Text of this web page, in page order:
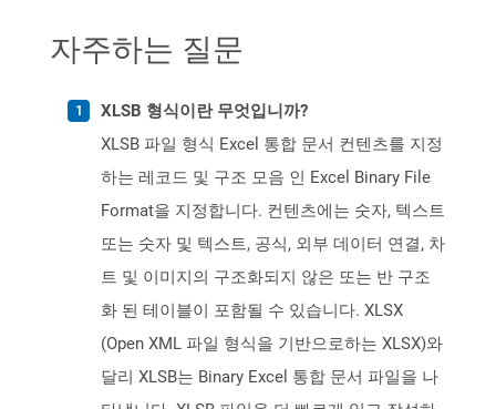
자주하는 질문
XLSB 형식이란 무엇입니까?
XLSB 파일 형식 Excel 통합 문서 컨텐츠를 지정
하는 레코드 및 구조 모음 인 Excel Binary File
Format을 지정합니다. 컨텐츠에는 숫자, 텍스트
또는 숫자 및 텍스트, 공식, 외부 데이터 연결, 차
트 및 이미지의 구조화되지 않은 또는 반 구조
화 된 테이블이 포함될 수 있습니다. XLSX
(Open XML 파일 형식을 기반으로하는 XLSX)와
달리 XLSB는 Binary Excel 통합 문서 파일을 나